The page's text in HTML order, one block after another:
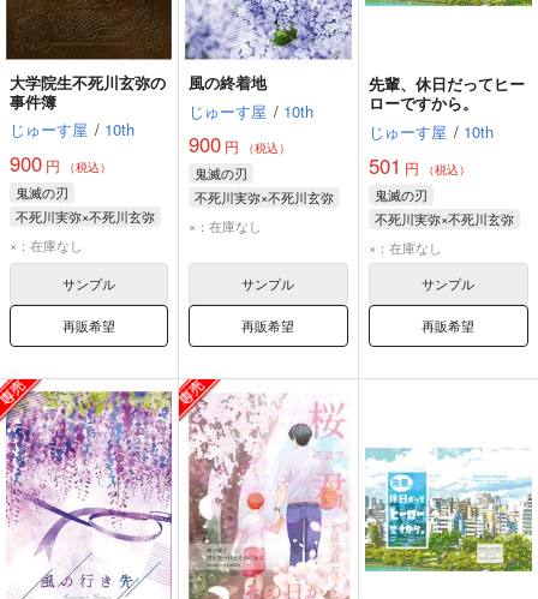
大学院生不死川玄弥の
事件簿
じゅーす屋 / 10th
900 円 （税込）
鬼滅の刃
不死川実弥×不死川玄弥
不死川玄弥
不死川実弥
×：在庫なし
サンプル
再販希望
風の終着地
じゅーす屋 / 10th
900 円 （税込）
鬼滅の刃
不死川実弥×不死川玄弥
不死川実弥
×：在庫なし
サンプル
再販希望
先輩、休日だってヒー
ローですから。
じゅーす屋 / 10th
501 円 （税込）
鬼滅の刃
不死川実弥×不死川玄弥
不死川実弥
不死川玄弥
×：在庫なし
サンプル
再販希望